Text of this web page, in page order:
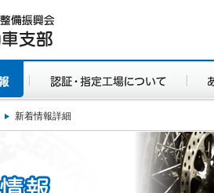
新着情報詳細